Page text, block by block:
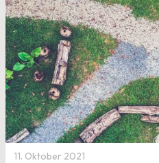
11. Oktober 2021